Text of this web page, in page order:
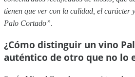
tienen que ver con la calidad, el carácter
Palo Cortado”.
¿Cómo distinguir un vino
auténtico de otro que no lo